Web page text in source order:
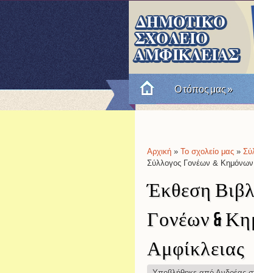
Ο τόπος μας»
Είστε εδώ
Αρχική » Το σχολείο μας »
Σύλλογος Γονέων &
Έκθεση
Γονέων &
Αμφίκλειας